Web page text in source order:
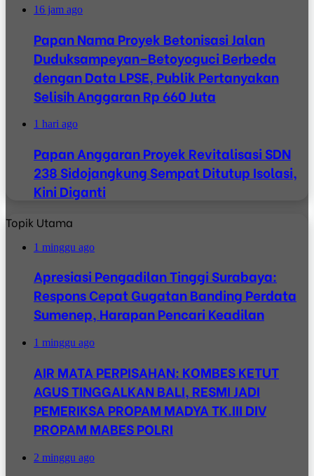
16 jam ago
Papan Nama Proyek Betonisasi Jalan
Duduksampeyan–Betoyoguci Berbeda
dengan Data LPSE, Publik Pertanyakan
Selisih Anggaran Rp 660 Juta
1 hari ago
Papan Anggaran Proyek Revitalisasi SDN
238 Sidojangkung Sempat Ditutup Isolasi,
Kini Diganti
Topik Utama
1 minggu ago
Apresiasi Pengadilan Tinggi Surabaya:
Respons Cepat Gugatan Banding Perdata
Sumenep, Harapan Pencari Keadilan
1 minggu ago
AIR MATA PERPISAHAN: KOMBES KETUT
AGUS TINGGALKAN BALI, RESMI JADI
PEMERIKSA PROPAM MADYA TK.III DIV
PROPAM MABES POLRI
2 minggu ago